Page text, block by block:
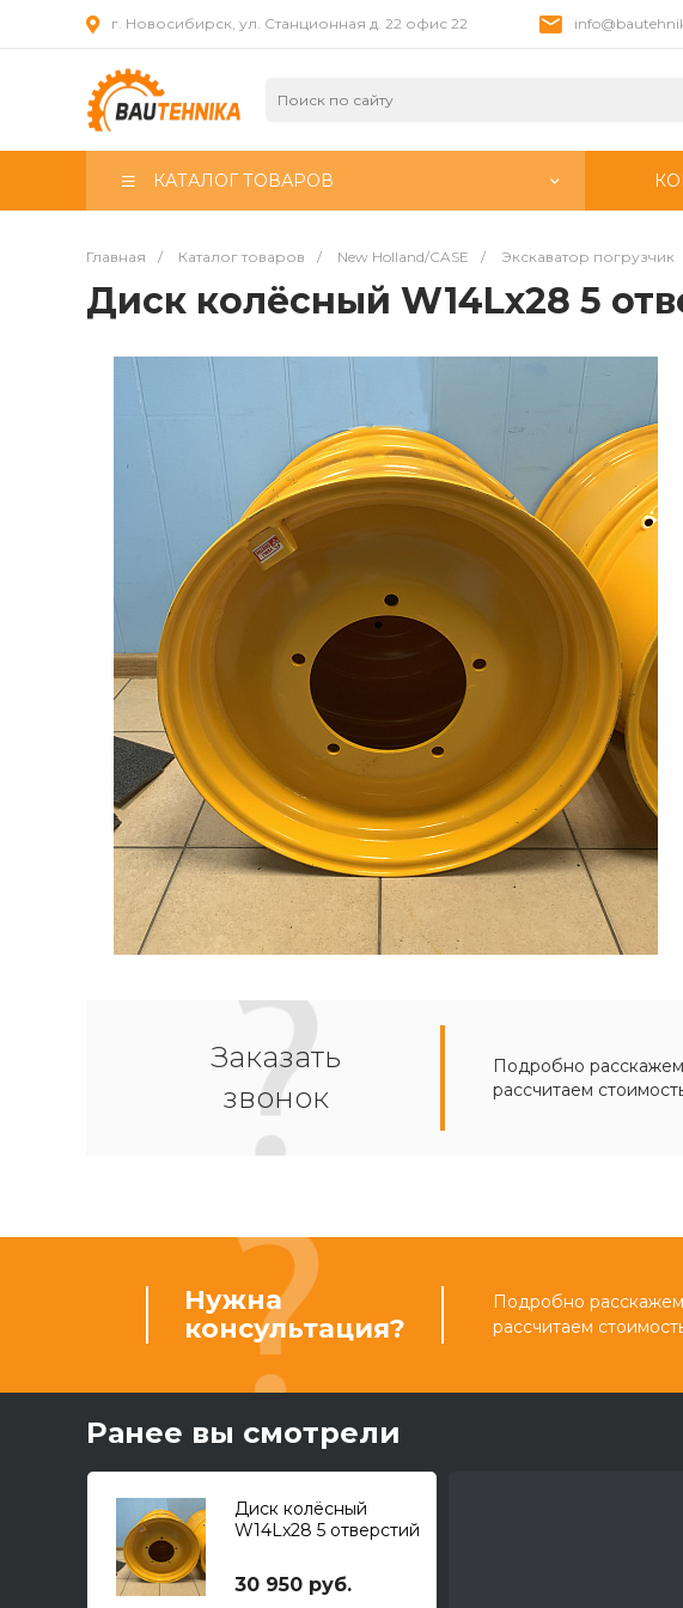
г. Новосибирск, ул. Станционная д. 22 офис 22
КАТАЛОГ ТОВАРОВ
Главная / Каталог товаров / New Holland/CASE / Экскаватор погрузчик
Диск колёсный W14Lx28 5
Заказать
звонок
Подробно расскажем
рассчитаем
Нужна
консультация?
Подробно расскажем
рассчитаем
Ранее вы смотрели
Диск колёсный
W14Lx28 5 отверстий
30 950 руб.